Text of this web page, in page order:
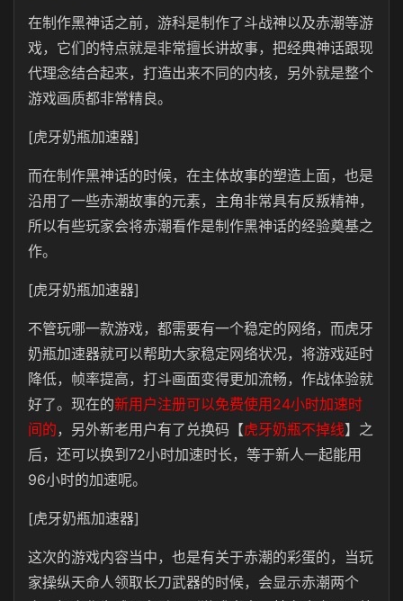
在制作黑神话之前，游科是制作了斗战神以及赤潮等游
戏，它们的特点就是非常擅长讲故事，把经典神话跟现
代理念结合起来，打造出来不同的内核，另外就是整个
游戏画质都非常精良。
[虎牙奶瓶加速器]
而在制作黑神话的时候，在主体故事的塑造上面，也是
沿用了一些赤潮故事的元素，主角非常具有反叛精神，
所以有些玩家会将赤潮看作是制作黑神话的经验奠基之
作。
[虎牙奶瓶加速器]
不管玩哪一款游戏，都需要有一个稳定的网络，而虎牙
奶瓶加速器就可以帮助大家稳定网络状况，将游戏延时
降低，帧率提高，打斗画面变得更加流畅，作战体验就
好了。现在的新用户注册可以免费使用24小时加速时
间的 ，另外新老用户有了兑换码【虎牙奶瓶不掉线】之
后，还可以换到72小时加速时长，等于新人一起能用
96小时的加速呢。
[虎牙奶瓶加速器]
这次的游戏内容当中，也是有关于赤潮的彩蛋的，当玩
家操纵天命人领取长刀武器的时候，会显示赤潮两个